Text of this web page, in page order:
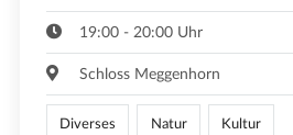
19:00 - 20:00 Uhr
Schloss Meggenhorn
Diverses Natur Kultur